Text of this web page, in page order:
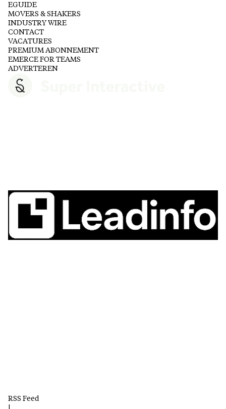
EGUIDE
MOVERS & SHAKERS
INDUSTRY WIRE
CONTACT
VACATURES
PREMIUM ABONNEMENT
EMERCE FOR TEAMS
ADVERTEREN
RSS Feed